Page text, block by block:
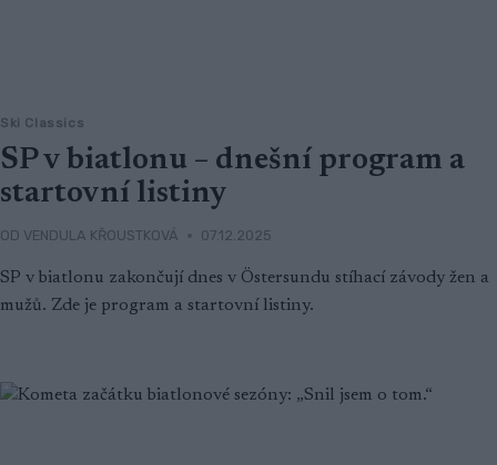
Ski Classics
SP v biatlonu – dnešní program a
startovní listiny
OD VENDULA KŘOUSTKOVÁ 07.12.2025
SP v biatlonu zakončují dnes v Östersundu stíhací závody žen a
mužů. Zde je program a startovní listiny.